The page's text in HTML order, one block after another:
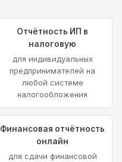
Отчётность ИП в
налоговую
для индивидуальных
предпринимателей на
любой системе
налогообложения
Финансовая отчётность
онлайн
для сдачи финансовой